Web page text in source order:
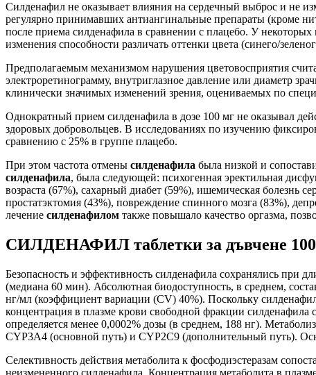
Силденафил не оказывает влияния на сердечный выброс и не
регулярно принимавших антиангинальные препараты (кроме
после приема силденафила в сравнении с плацебо. У
изменения способности различать оттенки цвета (синего/
Предполагаемым механизмом нарушения цветовосприятия
электроретинограмму, внутриглазное давление или диаметр
клинически значимых изменений зрения, оцениваемых по
Однократный прием силденафила в дозе 100 мг не оказывал
здоровых добровольцев. В исследованиях по изучению
сравнению с 25% в группе плацебо.
При этом частота отмены силденафила была низкой и
силденафила, была следующей: психогенная эректильная
возраста (67%), сахарный диабет (59%), ишемическая болезнь
простатэктомия (43%), повреждение спинного мозга (83%),
лечение силденафилом также повышало качество оргазма,
СИЛДЕНАФИЛ таблетки за дъвчене
Безопасность и эффективность силденафила сохранялись при
(медиана 60 мин). Абсолютная биодоступность, в среднем,
нг/мл (коэффициент вариации (CV) 40%). Поскольку
концентрация в плазме крови свободной фракции
определяется менее 0,0002% дозы (в среднем, 188 нг).
CYP3A4 (основной путь) и CYP2C9 (дополнительный путь).
Селективность действия метаболита к фосфодиэстеразам
неизмененного силденафила. Концентрация метаболита в